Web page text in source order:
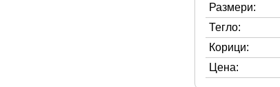
Размери:
Тегло:
Корици:
Цена: